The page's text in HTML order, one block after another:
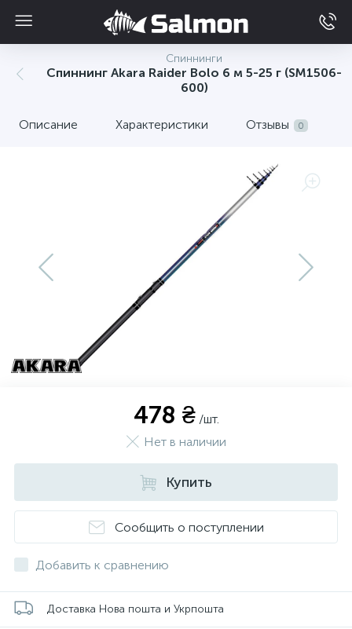
Спиннинги
Спиннинг Akara Raider Bolo 6 м 5-25 г (SM1506-
600)
Описание Характеристики Отзывы 0
478 ₴ /шт.
Нет в наличии
Купить
Сообщить о поступлении
Добавить к сравнению
Доставка Нова пошта и Укрпошта